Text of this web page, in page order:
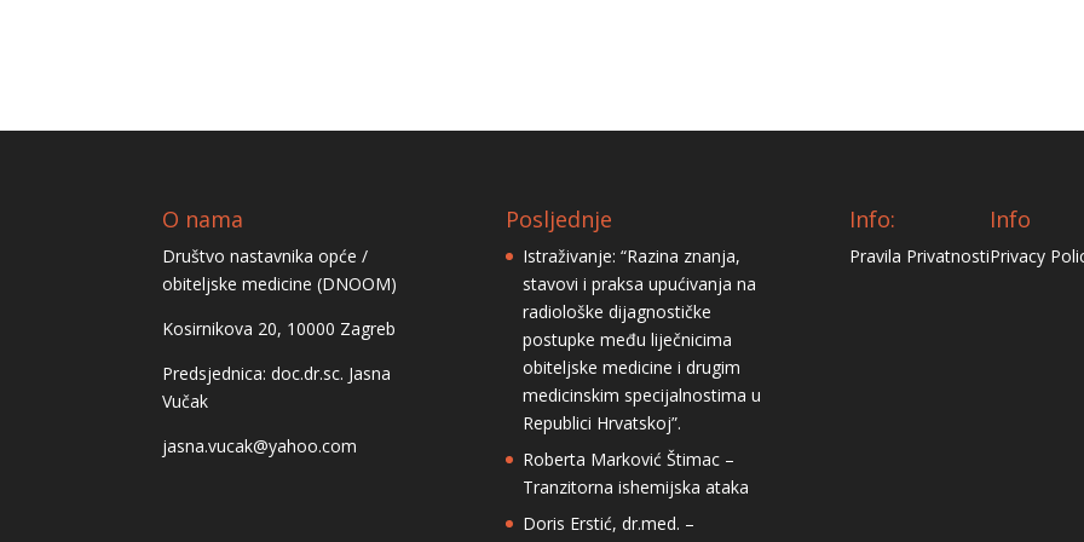
O nama
Društvo nastavnika opće /
obiteljske medicine (DNOOM)
Kosirnikova 20, 10000 Zagreb
Predsjednica: doc.dr.sc. Jasna
Vučak
jasna.vucak@yahoo.com
Posljednje
Istraživanje: “Razina znanja,
stavovi i praksa upućivanja na
radiološke dijagnostičke
postupke među liječnicima
obiteljske medicine i drugim
medicinskim specijalnostima u
Republici Hrvatskoj”.
Roberta Marković Štimac –
Tranzitorna ishemijska ataka
Doris Erstić, dr.med. –
Info:
Pravila Privatnosti
Info
Privacy